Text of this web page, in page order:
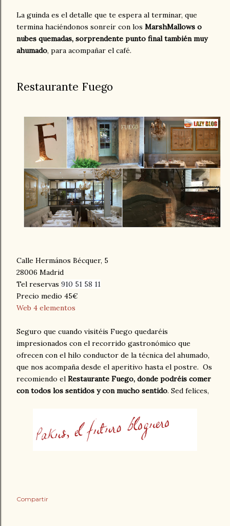
La guinda es el detalle que te espera al terminar, que
termina haciéndonos sonreír con los MarshMallows o
nubes quemadas, sorprendente punto final también muy
ahumado, para acompañar el café.
Restaurante Fuego
Calle Hermános Bécquer, 5
28006 Madrid
Tel reservas 910 51 58 11
Precio medio 45€
Web 4 elementos
Seguro que cuando visitéis Fuego quedaréis
impresionados con el recorrido gastronómico que
ofrecen con el hilo conductor de la técnica del ahumado,
que nos acompaña desde el aperitivo hasta el postre. Os
recomiendo el Restaurante Fuego, donde podréis comer
con todos los sentidos y con mucho sentido. Sed felices,
Compartir